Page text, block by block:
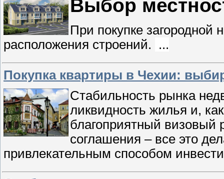
Выбор
При покупке
расположения строений.
...
Покупка квартиры в Чехии:
Стабильность рынка
ликвидность жилья и,
благоприятный визовый
соглашения – все это
привлекательным способом